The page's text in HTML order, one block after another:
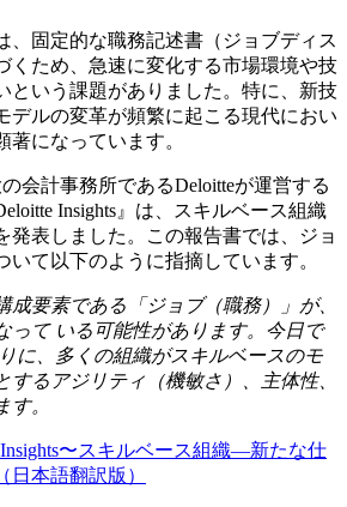
、固定的な職務記述書（ジョブディス
くため、急速に変化する市場環境や技
という課題がありました。特に、新技
デルの変革が頻繁に起こる現代におい
になっています。
会計事務所であるDeloitteが運営する
Insights』は、スキルベース組織
発表しました。この報告書では、ジョ
いて以下のように指摘しています。
成要素である「ジョブ（職務）」が、
って いる可能性があります。今日で
に、多くの組織がスキルベースのモ
するアジリティ（機敏さ）、主体性、
。
Insights〜スキルベース組織―新たな仕
本語翻訳版）